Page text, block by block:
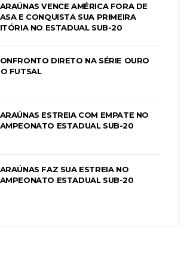
VENCE AMÉRICA FORA DE
E CONQUISTA SUA PRIMEIRA
NO ESTADUAL SUB-20
DIRETO NA SÉRIE OURO
FUTSAL
ESTREIA COM EMPATE NO
ESTADUAL SUB-20
FAZ SUA ESTREIA NO
ESTADUAL SUB-20